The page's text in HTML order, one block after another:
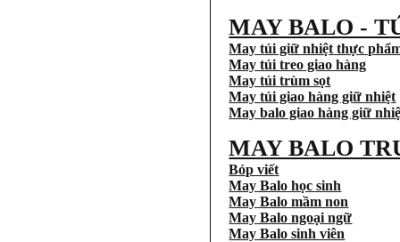
MAY BALO -
May túi giữ nhiệt thực
May túi treo giao hàng
May túi trùm sọt
May túi giao hàng giữ nhiệt
May balo giao hàng giữ
MAY BALO
Bóp viết
May Balo học sinh
May Balo mầm non
May Balo ngoại ngữ
May Balo sinh viên